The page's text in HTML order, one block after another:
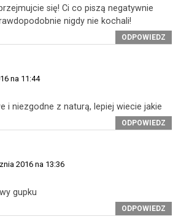
się! Ci co piszą negatywnie
nigdy nie kochali!
ODPOWIEDZ
na 11:44
i niezgodne z naturą, lepiej wiecie jakie
ODPOWIEDZ
2016 na 13:36
gupku
ODPOWIEDZ